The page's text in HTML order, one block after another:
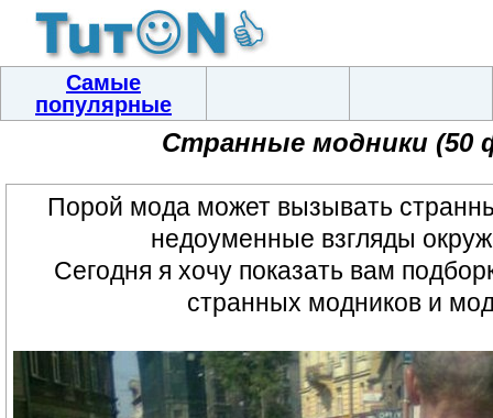
Самые
популярные
Странные модники (50
Порой мода может вызывать
недоуменные взгляды
Сегодня я хочу показать вам
странных модников и